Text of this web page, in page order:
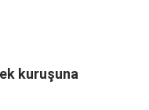
kuruşuna